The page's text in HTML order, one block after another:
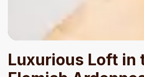
Luxurious Loft in